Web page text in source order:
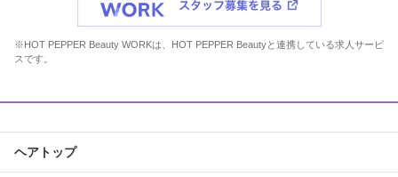
※HOT PEPPER Beauty WORKは、HOT PEPPER Beautyと連携している求人サービ
スです。
ヘアトップ